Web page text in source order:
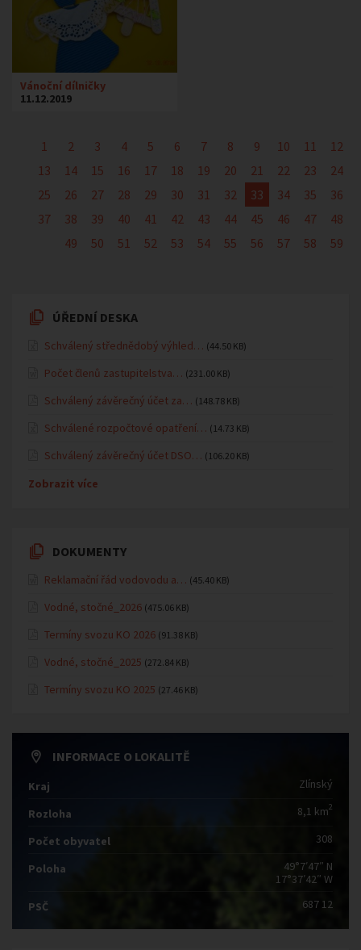
Vánoční dílničky
11.12.2019
1 2 3 4 5 6 7 8 9 10 11
12
13
14 15 16 17 18 19 20 21 22 23
24
25
26 27 28 29 30 31 32 33 34 35
36
37
38 39 40 41 42 43 44 45 46 47
48
49
50 51 52 53 54 55 56 57 58 59
ÚŘEDNÍ DESKA
Schválený střednědobý výhled… (44.50 KB)
Počet členů zastupitelstva… (231.00 KB)
Schválený závěrečný účet za… (148.78 KB)
Schválené rozpočtové opatření… (14.73 KB)
Schválený závěrečný účet DSO… (106.20 KB)
Zobrazit více
DOKUMENTY
Reklamační řád vodovodu a… (45.40 KB)
Vodné, stočné_2026 (475.06 KB)
Termíny svozu KO 2026 (91.38 KB)
Vodné, stočné_2025 (272.84 KB)
Termíny svozu KO 2025 (27.46 KB)
INFORMACE O LOKALITĚ
Kraj Zlínský
Rozloha 8,1 km2
Počet obyvatel 308
Poloha
49°7′47″ N
17°37′42″ W
PSČ
687 12